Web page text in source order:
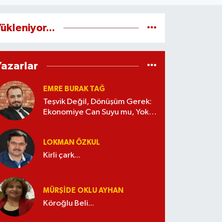
EMRE BURAK TAĞ
Teşvik Değil, Dönüşüm Gerek:
Ekonomiye Can Suyu mu, Yoksa
LOKMAN ÖZKUL
Kirli çark...
MÜRŞIDE OKLU AYHAN
Köroğlu Beli...